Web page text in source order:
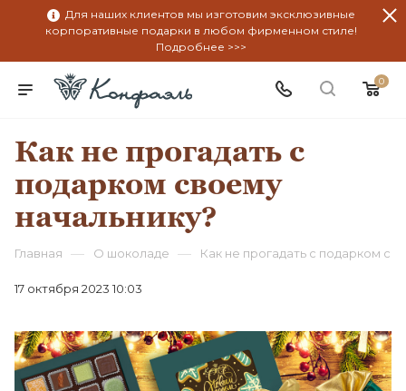
Для наших клиентов мы изготовим эксклюзивные
корпоративные подарки в любом фирменном стиле!
Подробнее >>>
0
Как не прогадать с
подарком своему
начальнику?
Главная — О шоколаде — Как не прогадать с подарком
17 октября 2023 10:03